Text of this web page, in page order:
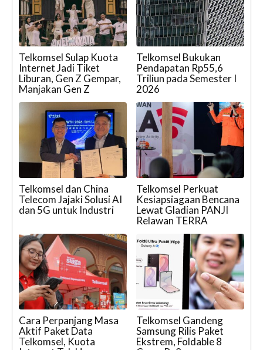
Telkomsel Sulap Kuota
Internet Jadi Tiket
Liburan, Gen Z Gempar,
Manjakan Gen Z
Telkomsel Bukukan
Pendapatan Rp55,6
Triliun pada Semester I
2026
Telkomsel dan China
Telecom Jajaki Solusi AI
dan 5G untuk Industri
Telkomsel Perkuat
Kesiapsiagaan Bencana
Lewat Gladian PANJI
Relawan TERRA
Cara Perpanjang Masa
Aktif Paket Data
Telkomsel, Kuota
Telkomsel Gandeng
Samsung Rilis Paket
Ekstrem, Foldable 8